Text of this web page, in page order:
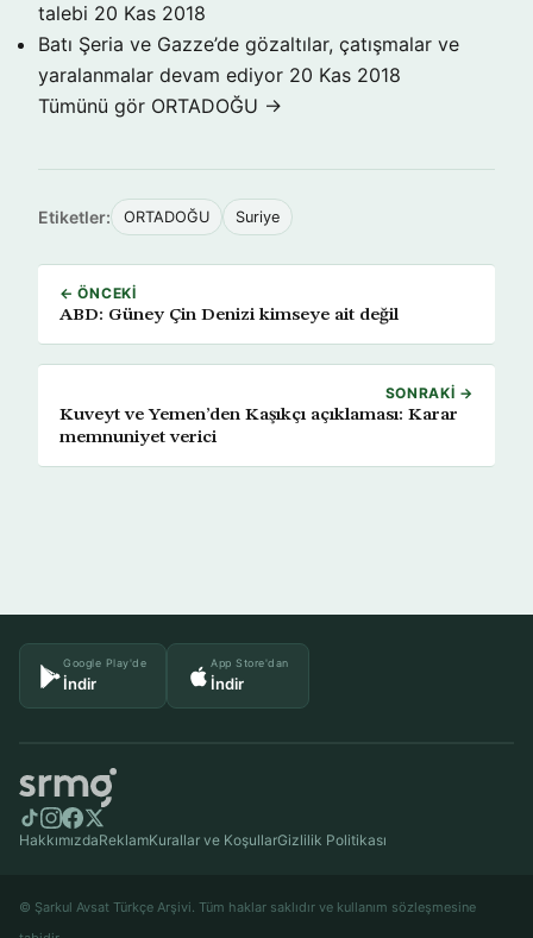
talebi 20 Kas 2018
Batı Şeria ve Gazze’de gözaltılar, çatışmalar ve
yaralanmalar devam ediyor 20 Kas 2018
Tümünü gör ORTADOĞU →
Etiketler: ORTADOĞU Suriye
← ÖNCEKI
ABD: Güney Çin Denizi kimseye ait değil
SONRAKI →
Kuveyt ve Yemen’den Kaşıkçı açıklaması: Karar
memnuniyet verici
Google Play'de
İndir
App Store'dan
İndir
HakkımızdaReklamKurallar ve KoşullarGizlilik Politikası
© Şarkul Avsat Türkçe Arşivi. Tüm haklar saklıdır ve kullanım sözleşmesine